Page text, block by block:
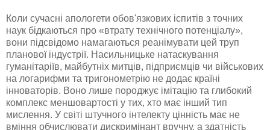
Коли сучасні апологети обов'язкових іспитів з точних
наук бідкаються про «втрату технічного потенціалу»,
вони підсвідомо намагаються реанімувати цей труп
планової індустрії. Насильницьке натаскування
гуманітаріїв, майбутніх митців, підприємців чи військових
на логарифми та тригонометрію не додає країні
інноваторів. Воно лише породжує імітацію та глибокий
комплекс меншовартості у тих, хто має інший тип
мислення. У світі штучного інтелекту цінність має не
вміння обчислювати дискримінант вручну, а здатність